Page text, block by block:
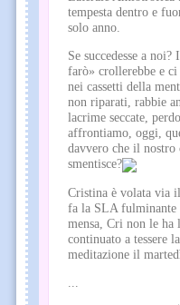
tempesta dentro e
solo anno.
Se succedesse a
farò» crollerebbe e
nei cassetti della
non riparati, rabbie
lacrime seccate,
affrontiamo, oggi,
davvero che il nostro
smentisce?
Cristina è volata via
fa la SLA fulminante
mensa, Cri non le ha
continuato a tessere
meditazione il
...